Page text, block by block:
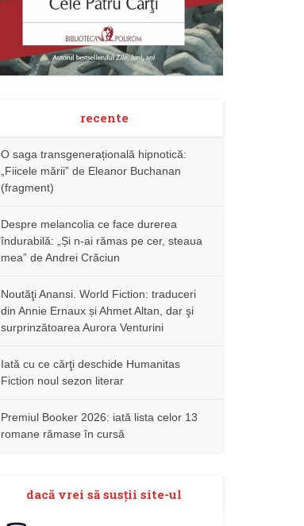
recente
O saga transgenerațională hipnotică:
„Fiicele mării” de Eleanor Buchanan
(fragment)
Despre melancolia ce face durerea
îndurabilă: „Și n-ai rămas pe cer, steaua
mea” de Andrei Crăciun
Noutăţi Anansi. World Fiction: traduceri
din Annie Ernaux și Ahmet Altan, dar şi
surprinzătoarea Aurora Venturini
Iată cu ce cărţi deschide Humanitas
Fiction noul sezon literar
Premiul Booker 2026: iată lista celor 13
romane rămase în cursă
dacă vrei să susţii site-ul